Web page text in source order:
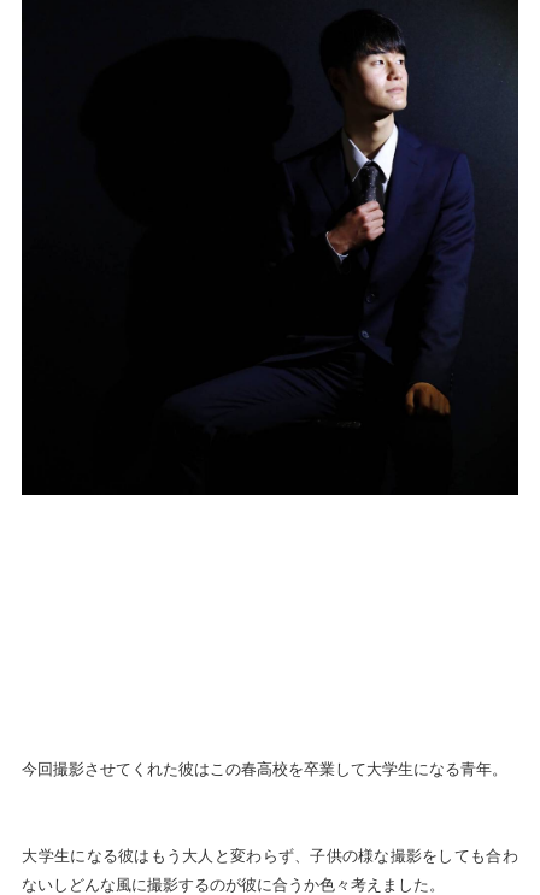
今回撮影させてくれた彼はこの春高校を卒業して大学生になる青年。
大学生になる彼はもう大人と変わらず、子供の様な撮影をしても合わ
ないしどんな風に撮影するのが彼に合うか色々考えました。